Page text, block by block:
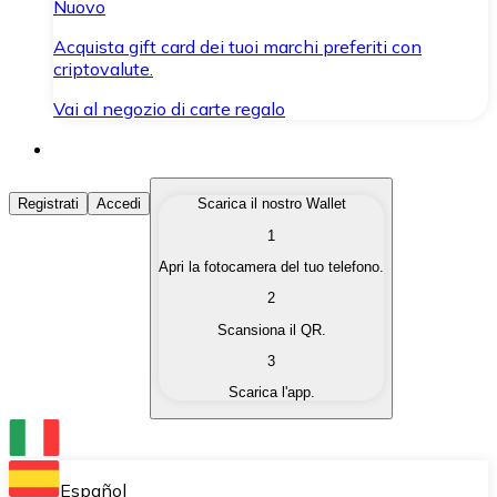
Nuovo
Acquista gift card dei tuoi marchi preferiti con
criptovalute.
Vai al negozio di carte regalo
Acquista Criptovalute
Acquista le criptovalute che ti interessano in modo
Converti le tue criptovalute in valuta fiat quando ne
Scambia una criptovaluta con un'altra
Conserva le tue cripto in un Wallet self-custodial.
Registrati Accedi
Scarica il nostro Wallet
1
Apri la fotocamera del tuo telefono.
2
Scansiona il QR.
3
Scarica l'app.
Español